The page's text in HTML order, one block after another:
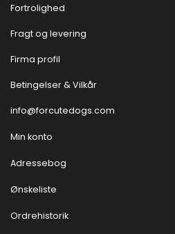
Fortrolighed
Fragt og levering
Firma profil
Betingelser & Vilkår
info@forcutedogs.com
Min konto
Adressebog
Ønskeliste
Ordrehistorik